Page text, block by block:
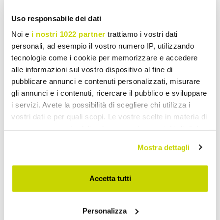
Uso responsabile dei dati
Noi e i nostri 1022 partner trattiamo i vostri dati
personali, ad esempio il vostro numero IP, utilizzando
tecnologie come i cookie per memorizzare e accedere
alle informazioni sul vostro dispositivo al fine di
pubblicare annunci e contenuti personalizzati, misurare
gli annunci e i contenuti, ricercare il pubblico e sviluppare
i servizi. Avete la possibilità di scegliere chi utilizza i
vostri dati e per quali scopi. Le vostre scelte in materia di
modificare o revocare il proprio consenso in qualsiasi
momento dalla Dichiarazione sui cookie o facendo clic
sull'icona di attivazione della privacy.
raccogliere informazioni sulla tua posizione
Mostra dettagli
Accetta tutti
Personalizza
Bio Up Memory
€ 658,56 € 823,20 - 20% € 543,51 € 679,39 - 20%
Double matras mijt